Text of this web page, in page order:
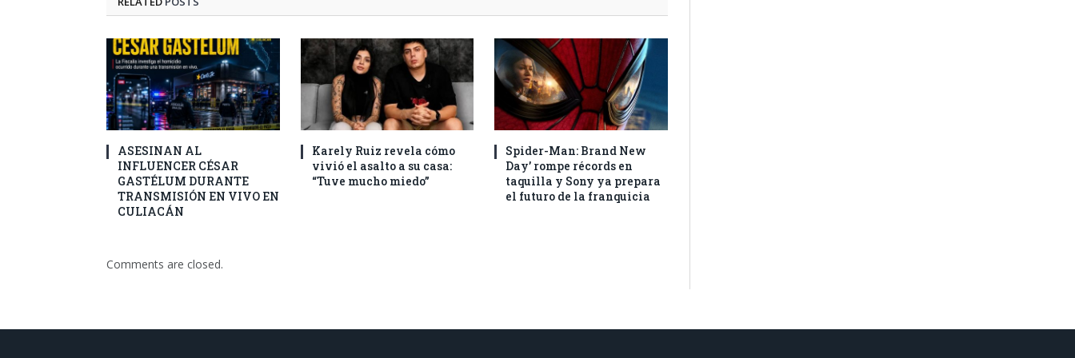
ASESINAN AL
INFLUENCER CÉSAR
GASTÉLUM DURANTE
TRANSMISIÓN EN VIVO EN
CULIACÁN
Karely Ruiz revela cómo
vivió el asalto a su casa:
“Tuve mucho miedo”
Spider-Man: Brand New
Day’ rompe récords en
taquilla y Sony ya prepara
el futuro de la franquicia
Comments are closed.